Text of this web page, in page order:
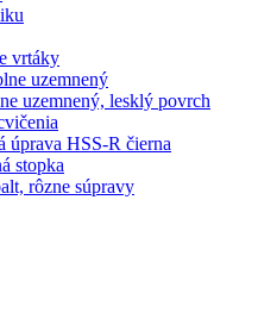
vrtáky
uzemnený
uzemnený, lesklý povrch
úprava HSS-R čierna
stopka
rôzne súpravy